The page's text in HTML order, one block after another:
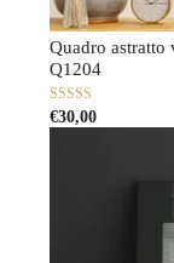
Quadro astratto
Q1204
0
su
€30,00